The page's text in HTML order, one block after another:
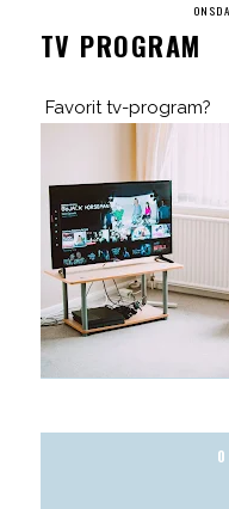
TV PROGRAM
Favorit tv-program?